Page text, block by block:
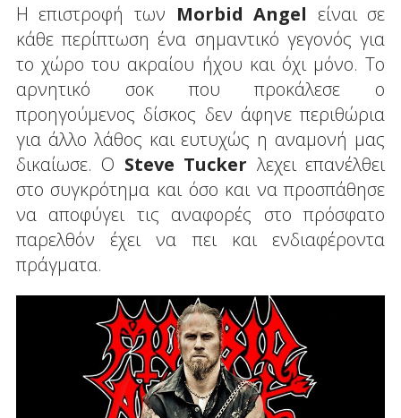
Η επιστροφή των Morbid Angel είναι σε
κάθε περίπτωση ένα σημαντικό γεγονός για
το χώρο του ακραίου ήχου και όχι μόνο. Το
αρνητικό σοκ που προκάλεσε ο
προηγούμενος δίσκος δεν άφηνε περιθώρια
για άλλο λάθος και ευτυχώς η αναμονή μας
δικαίωσε. Ο Steve Tucker λεχει επανέλθει
στο συγκρότημα και όσο και να προσπάθησε
να αποφύγει τις αναφορές στο πρόσφατο
παρελθόν έχει να πει και ενδιαφέροντα
πράγματα.